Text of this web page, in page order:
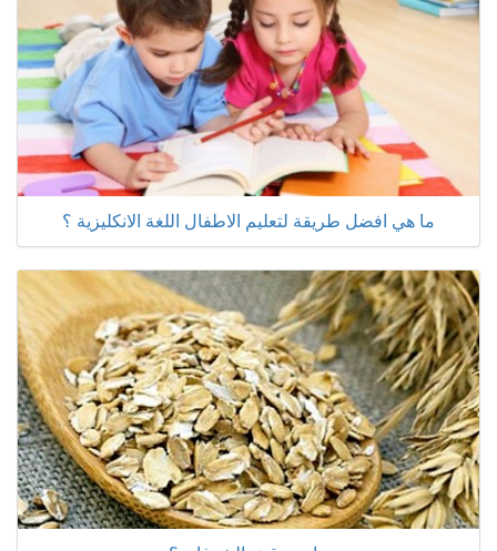
ما هي افضل طريقة لتعليم الاطفال اللغة الانكليزية ؟